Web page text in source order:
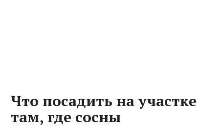
Что посадить на участке
там, где сосны